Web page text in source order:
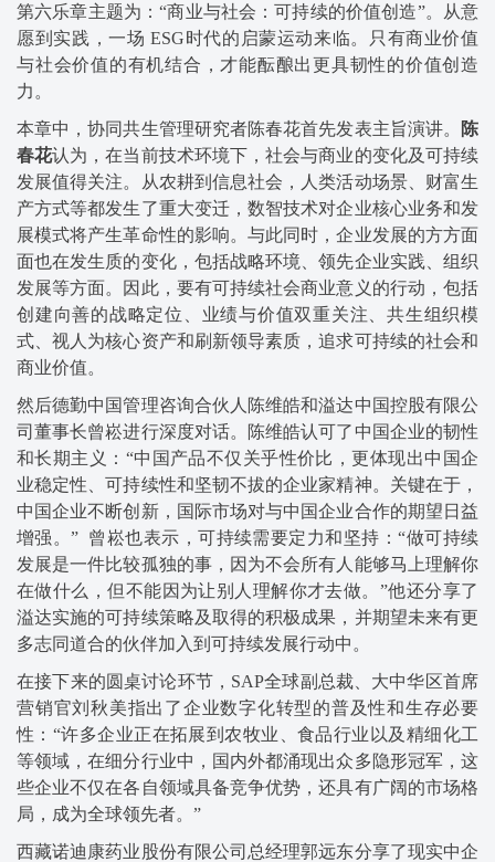
第六乐章主题为：“商业与社会：可持续的价值创造”。从意
愿到实践，一场 ESG时代的启蒙运动来临。只有商业价值
与社会价值的有机结合，才能酝酿出更具韧性的价值创造
力。
本章中，协同共生管理研究者陈春花首先发表主旨演讲。
陈
春花认为，在当前技术环境下，社会与商业的变化及可持续
发展值得关注。从农耕到信息社会，人类活动场景、财富生
产方式等都发生了重大变迁，数智技术对企业核心业务和发
展模式将产生革命性的影响。与此同时，企业发展的方方面
面也在发生质的变化，包括战略环境、领先企业实践、组织
发展等方面。因此，要有可持续社会商业意义的行动，包括
创建向善的战略定位、业绩与价值双重关注、共生组织模
式、视人为核心资产和刷新领导素质，追求可持续的社会和
商业价值。
然后德勤中国管理咨询合伙人陈维皓和溢达中国控股有限公
司董事长曾崧进行深度对话。陈维皓认可了中国企业的韧性
和长期主义：“中国产品不仅关乎性价比，更体现出中国企
业稳定性、可持续性和坚韧不拔的企业家精神。关键在于，
中国企业不断创新，国际市场对与中国企业合作的期望日益
增强。” 曾崧也表示，可持续需要定力和坚持：“做可持续
发展是一件比较孤独的事，因为不会所有人能够马上理解你
在做什么，但不能因为让别人理解你才去做。”他还分享了
溢达实施的可持续策略及取得的积极成果，并期望未来有更
多志同道合的伙伴加入到可持续发展行动中。
在接下来的圆桌讨论环节，SAP全球副总裁、大中华区首席
营销官刘秋美指出了企业数字化转型的普及性和生存必要
性：“许多企业正在拓展到农牧业、食品行业以及精细化工
等领域，在细分行业中，国内外都涌现出众多隐形冠军，这
些企业不仅在各自领域具备竞争优势，还具有广阔的市场格
局，成为全球领先者。”
西藏诺迪康药业股份有限公司总经理郭远东分享了现实中企